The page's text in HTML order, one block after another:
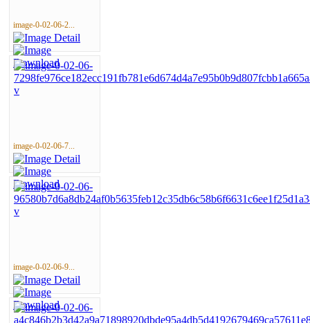
image-0-02-06-2...
image-0-02-06-7...
image-0-02-06-9...